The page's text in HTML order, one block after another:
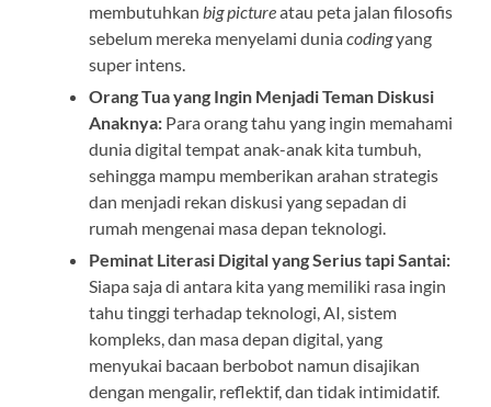
membutuhkanbig pictureatau peta jalan filosofis
sebelum mereka menyelami duniacodingyang
super intens.
Orang Tua yang Ingin Menjadi Teman Diskusi
Anaknya: Para orang tahu yang ingin memahami
dunia digital tempat anak-anak kita tumbuh,
sehingga mampu memberikan arahan strategis
dan menjadi rekan diskusi yang sepadan di
rumah mengenai masa depan teknologi.
Peminat Literasi Digital yang Serius tapi Santai:
Siapa saja di antara kita yang memiliki rasa ingin
tahu tinggi terhadap teknologi, AI, sistem
kompleks, dan masa depan digital, yang
menyukai bacaan berbobot namun disajikan
dengan mengalir, reflektif, dan tidak intimidatif.